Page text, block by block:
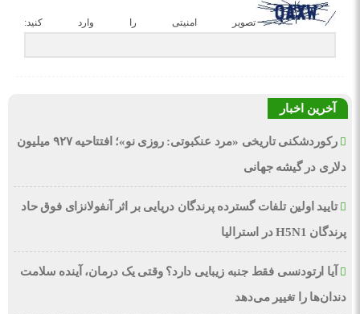
تصویر امنیتی را وارد کنید:
آخرین اخبار
رکوردشکنی تاریخی «مرد عنکبوتی: روزی نو»؛ افتتاحیه ۹۲۷ میلیون
دلاری در گیشه جهانی
تایید اولین تلفات گسترده پرندگان دریایی بر اثر آنفولانزای فوق حاد
پرندگان H5N1 در استرالیا
آیا ارتودنسی فقط جنبه زیبایی دارد؟ وقتی یک درمان، آینده سلامت
دندان‌ها را تغییر می‌دهد